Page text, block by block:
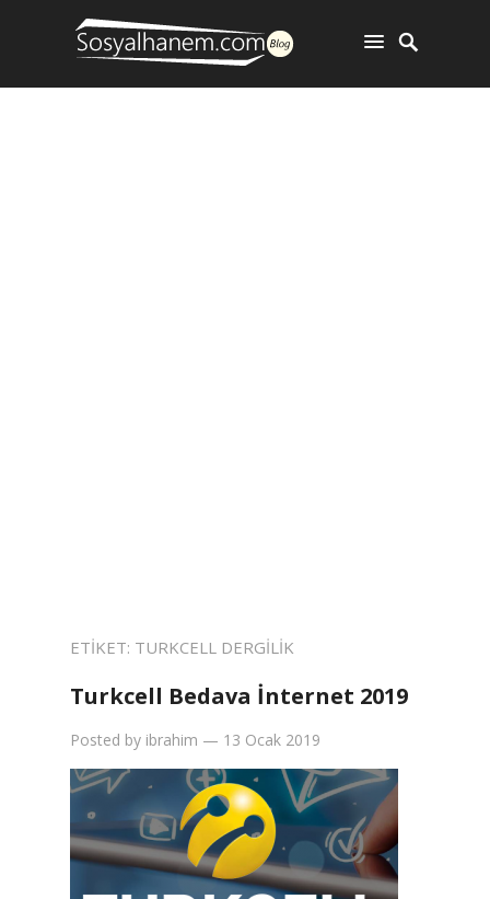
ETIKET: TURKCELL DERGILIK
Turkcell Bedava İnternet 2019
Posted by ibrahim — 13 Ocak 2019